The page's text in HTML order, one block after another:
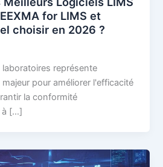
for LIMS et
choisir en 2026 ?
représente
pour améliorer l'efficacité
la conformité
à […]